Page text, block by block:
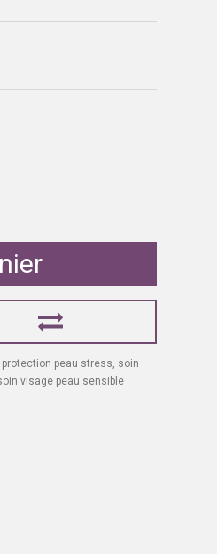
protection peau stress, soin
visage peau sensible